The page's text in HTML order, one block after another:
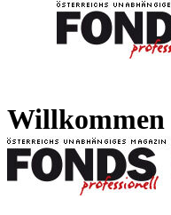
Willkommen